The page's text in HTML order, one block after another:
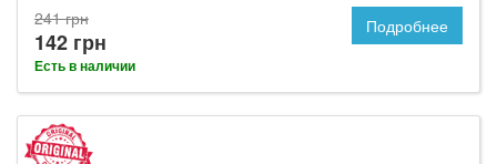
241 грн
142 грн
Есть в наличии
Подробнее